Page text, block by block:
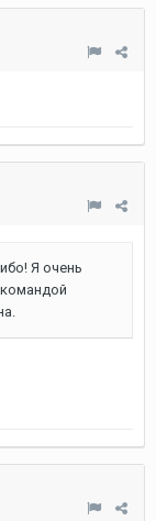
Я очень